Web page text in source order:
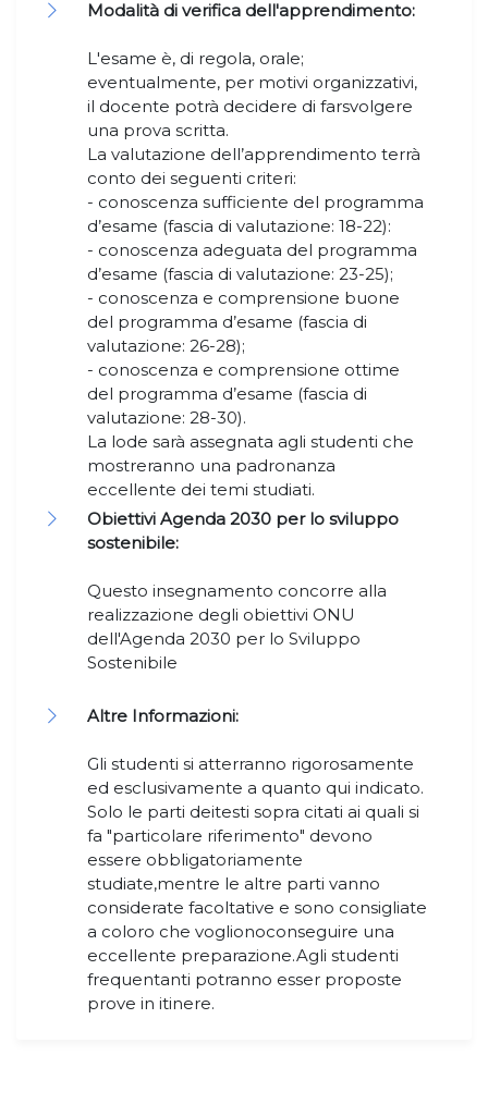
Modalità di verifica dell'apprendimento:
L'esame è, di regola, orale;
eventualmente, per motivi organizzativi,
il docente potrà decidere di farsvolgere
una prova scritta.
La valutazione dell’apprendimento terrà
conto dei seguenti criteri:
- conoscenza sufficiente del programma
d’esame (fascia di valutazione: 18-22):
- conoscenza adeguata del programma
d’esame (fascia di valutazione: 23-25);
- conoscenza e comprensione buone
del programma d’esame (fascia di
valutazione: 26-28);
- conoscenza e comprensione ottime
del programma d’esame (fascia di
valutazione: 28-30).
La lode sarà assegnata agli studenti che
mostreranno una padronanza
eccellente dei temi studiati.
Obiettivi Agenda 2030 per lo sviluppo
sostenibile:
Questo insegnamento concorre alla
realizzazione degli obiettivi ONU
dell'Agenda 2030 per lo Sviluppo
Sostenibile
Altre Informazioni:
Gli studenti si atterranno rigorosamente
ed esclusivamente a quanto qui indicato.
Solo le parti deitesti sopra citati ai quali si
fa "particolare riferimento" devono
essere obbligatoriamente
studiate,mentre le altre parti vanno
considerate facoltative e sono consigliate
a coloro che voglionoconseguire una
eccellente preparazione.Agli studenti
frequentanti potranno esser proposte
prove in itinere.